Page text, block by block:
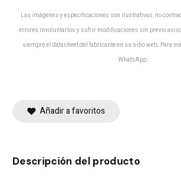
Las imágenes y especificaciones son ilustrativas, no
errores involuntarios y sufrir modificaciones sin previo
siempre el datasheet del fabricante en su sitio web. Para
WhatsApp.
Añadir a favoritos
Descripción del producto